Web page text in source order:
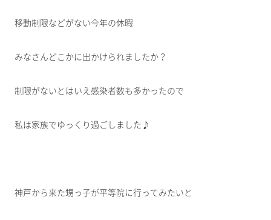
移動制限などがない今年の休暇
みなさんどこかに出かけられましたか？
制限がないとはいえ感染者数も多かったので
私は家族でゆっくり過ごしました♪
神戸から来た甥っ子が平等院に行ってみたいと